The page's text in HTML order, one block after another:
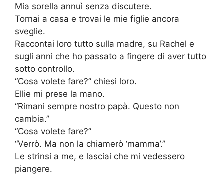
Mia sorella annuì senza discutere.
Tornai a casa e trovai le mie figlie ancora
sveglie.
Raccontai loro tutto sulla madre, su Rachel e
sugli anni che ho passato a fingere di aver tutto
sotto controllo.
“Cosa volete fare?” chiesi loro.
Ellie mi prese la mano.
“Rimani sempre nostro papà. Questo non
cambia.”
“Cosa volete fare?”
“Verrò. Ma non la chiamerò ‘mamma’.”
Le strinsi a me, e lasciai che mi vedessero
piangere.